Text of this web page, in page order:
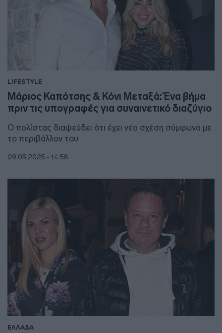
LIFESTYLE
Μάριος Καπότσης & Κόνι Μεταξά: Ένα βήμα
πριν τις υπογραφές για συναινετικό διαζύγιο
Ο πολίστας διαψεύδει ότι έχει νέα σχέση σύμφωνα με
το περιβάλλον του
09.05.2025 - 14:58
ΕΛΛΑΔΑ